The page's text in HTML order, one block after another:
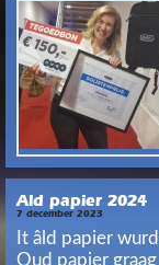
Ald papier 2024
7 december 2023
It âld papier
Oud papier